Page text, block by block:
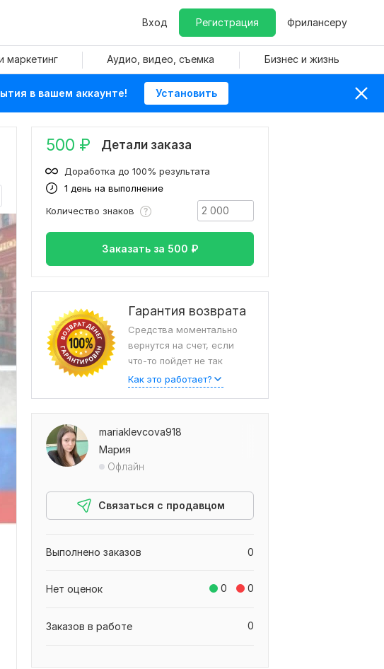
Вход Регистрация Фрилансеру
маркетинг Аудио, видео, съемка Бизнес и жизнь
в вашем аккаунте! Установить
500 ₽ Детали заказа
1 день на выполнение
Доработка до 100% результата
Количество знаков
Заказать за 500 ₽
Гарантия возврата
Средства моментально
вернутся на счет, если
что-то пойдет не так
Как это работает?
mariaklevcova918
Мария
Офлайн
Связаться с продавцом
0
Выполнено заказов
0 0
Нет оценок
0
Заказов в работе